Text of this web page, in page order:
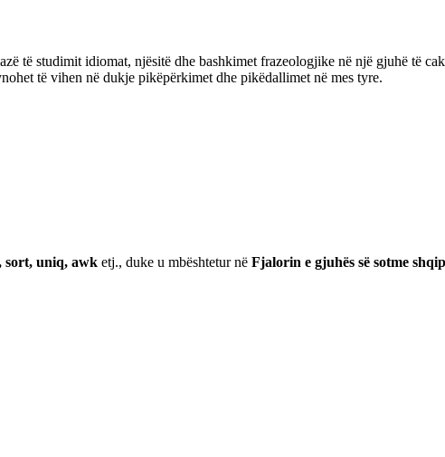
të studimit idiomat, njësitë dhe bashkimet frazeologjike në një gjuhë të
të vihen në dukje pikëpërkimet dhe pikëdallimet në mes tyre.
sort, uniq, awk etj., duke u mbështetur në Fjalorin e gjuhës së sotme